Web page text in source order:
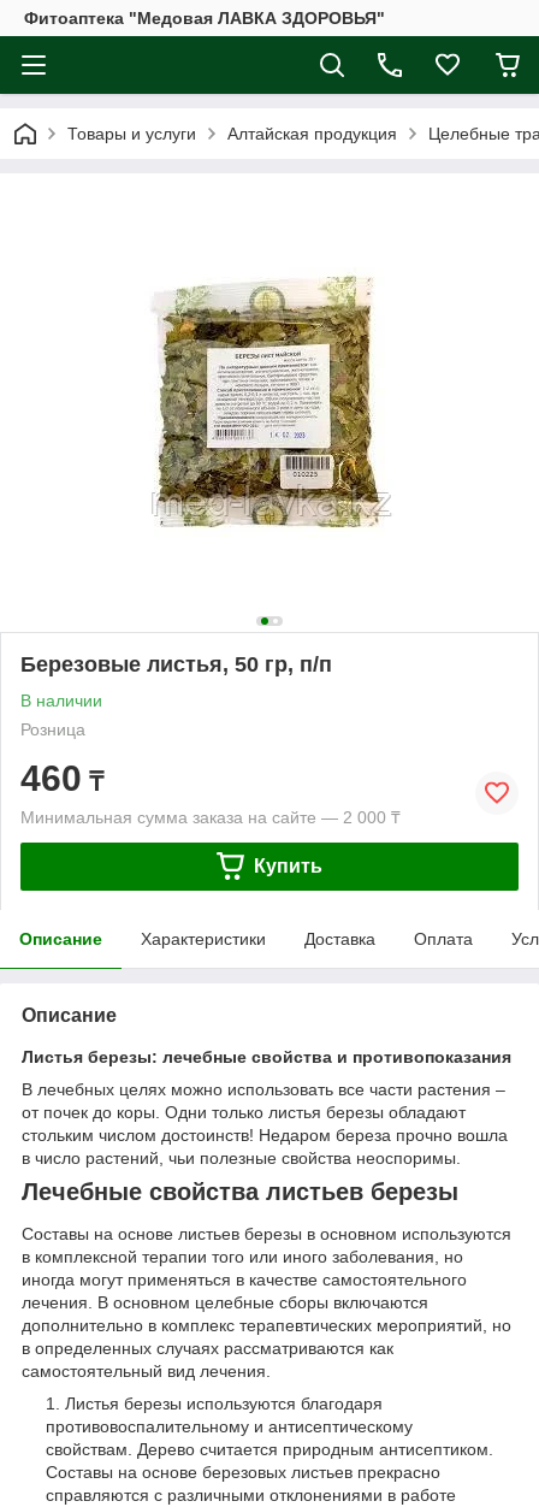
Фитоаптека "Медовая ЛАВКА ЗДОРОВЬЯ"
Товары и услуги Алтайская продукция Целебные
Березовые листья, 50 гр, п/п
В наличии
Розница
460 ₸
Минимальная сумма заказа на сайте — 2 000 ₸
Купить
Описание Характеристики Доставка Оплата
Описание
Листья березы: лечебные свойства и противопоказания
В лечебных целях можно использовать все части растения –
от почек до коры. Одни только листья березы обладают
стольким числом достоинств! Недаром береза прочно вошла
в число растений, чьи полезные свойства неоспоримы.
Лечебные свойства листьев березы
Составы на основе листьев березы в основном используются
в комплексной терапии того или иного заболевания, но
иногда могут применяться в качестве самостоятельного
лечения. В основном целебные сборы включаются
дополнительно в комплекс терапевтических мероприятий, но
в определенных случаях рассматриваются как
самостоятельный вид лечения.
Листья березы используются благодаря
противовоспалительному и антисептическому
свойствам. Дерево считается природным антисептиком.
Составы на основе березовых листьев прекрасно
справляются с различными отклонениями в работе